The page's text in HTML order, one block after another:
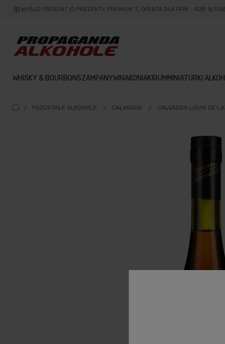
WYŚLIJ PREZENT PREZENTY PREMIUM OFERTA DLA FIRM - B2B
WHISKY & BOURBONSZAMPANYWINAKONIAKI RUM MINIATURKI
/ POZOSTAŁE ALKOHOLE / CALVADOS / CALVADOS LOUIS DE